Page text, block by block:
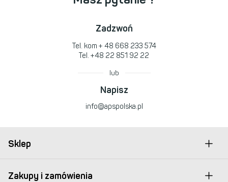
Zadzwoń
Tel. kom + 48 668 233 574
Tel. +48 22 851 92 22
lub
Napisz
info@apspolska.pl
Sklep
Zakupy i zamówienia